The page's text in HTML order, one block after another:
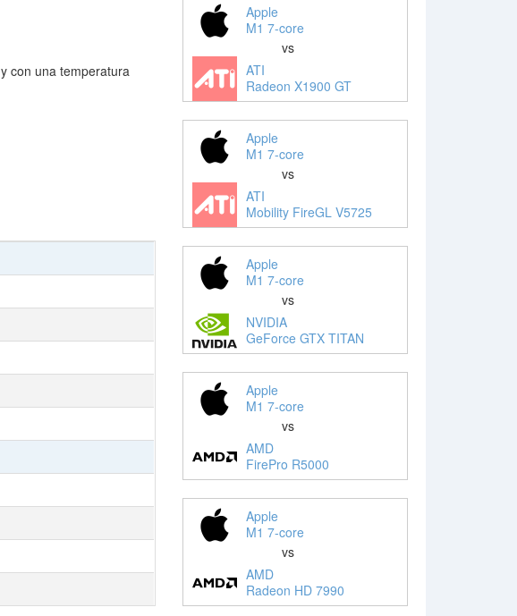
con una temperatura
Apple
M1 7-core
vs
ATI
Radeon X1900 GT
Apple
M1 7-core
vs
ATI
Mobility FireGL V5725
Apple
M1 7-core
vs
NVIDIA
GeForce GTX TITAN
Apple
M1 7-core
vs
AMD
FirePro R5000
Apple
M1 7-core
vs
AMD
Radeon HD 7990